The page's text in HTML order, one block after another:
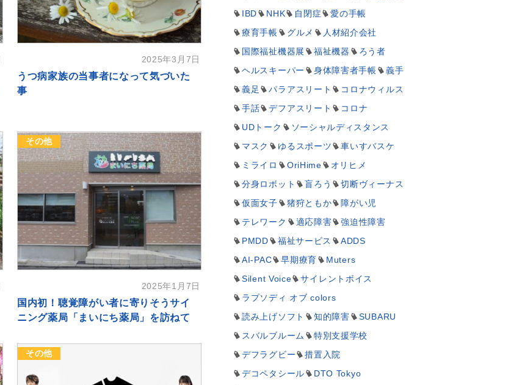
2025年3月7日
うつ病家族の当事者になって気づいた
事
その他
2025年1月7日
国内初！聴覚障がい者に寄りそうサイ
ニング薬局「まいにち薬局」を訪ねて
その他
IBD
NHK 自閉症
愛の手帳
療育手帳
グルメ
人材紹介会社
国際福祉機器展
福祉機器
ろう者
ヘルスキーパー
身体障害者手帳
義手
義足
パラアスリート
コロナウィルス
手話
デフアスリート
コロナ
UDトーク
ソーシャルディスタンス
マスク
ゆるスポーツ
車いすバスケ
ミライロ
OriHime
オリヒメ
分身ロボット
盲ろう
切断ヴィーナス
仮面女子
猪狩ともか
障がい児
テレワーク
適応障害
強迫性障害
PMDD
福祉サービス
ADDS
AI-PAC
早期療育
Muters
Silent Voice
サイレントボイス
ラプソディ オブ colors
読み上げソフト
知的障害
SUBARU
スバルブルーム
特別支援学校
デフラグビー
措置入院
デコペタシール
DTO Tokyo